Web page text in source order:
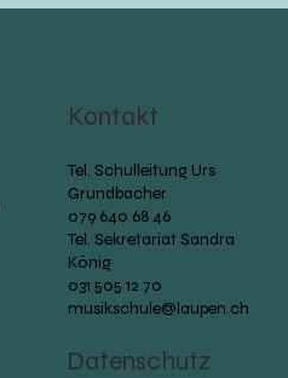
Kontakt
Tel. Schulleitung Urs
Grundbacher
079 640 68 46
Tel. Sekretariat Sandra
König
031 505 12 70
musikschule@laupen.ch
Datenschutz